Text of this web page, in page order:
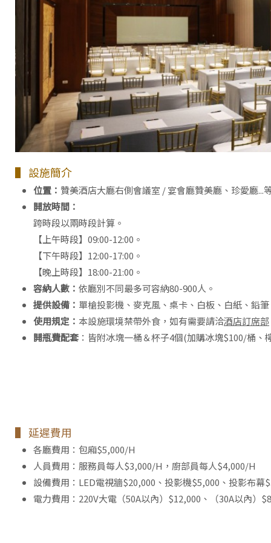
▌ 設施簡介
位置： 贊美酒店大廳右側會議室 / 宴會廳贊美廳、珍愛廳...
開放時間：
跨時段以兩時段計算。
【上午時段】09:00-12:00。
【下午時段】12:00-17:00。
【晚上時段】18:00-21:00。
容納人數： 依廳別不同最多可容納80-900人。
提供設備： 單槍投影機、麥克風、桌卡、白板、白紙、鉛
使用規定： 本設施環境禁帶外食，如有需要請洽酒店訂席部
開瓶費配套 ：皆附冰塊一桶＆杯子4個(加購冰塊$100/桶
▌ 延遲費用
各廳費用：包廂$5,000/H
人員費用：服務員每人$3,000/H，廚部員每人$4,000/H
設備費用：LED電視牆$20,000、投影機$5,000、投影布幕
電力費用：220V大電（50A以內）$12,000、（30A以內）